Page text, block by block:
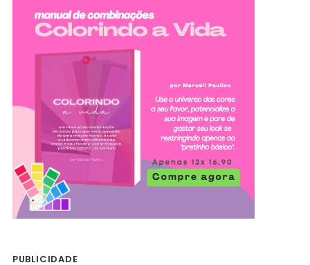
PUBLICIDADE